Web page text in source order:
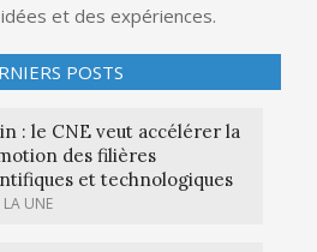
et des expériences.
POSTS
: le CNE veut accélérer la
des filières
et technologiques
LA UNE